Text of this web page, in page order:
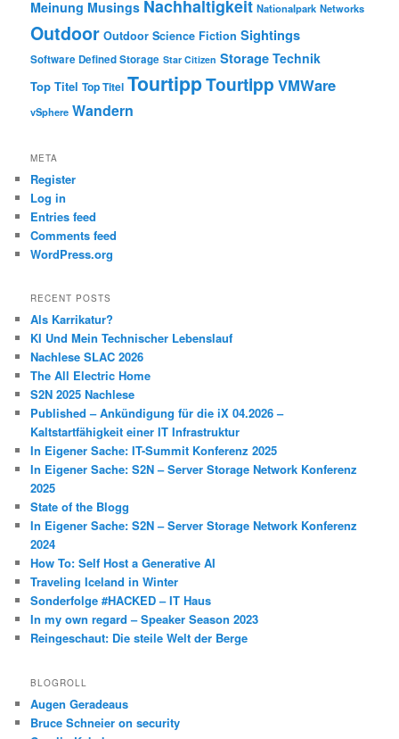
Meinung Musings Nachhaltigkeit Nationalpark Networks
Outdoor Outdoor Science Fiction Sightings
Software Defined Storage Star Citizen Storage Technik
Top Titel Top Titel TourtippTourtipp VMWare
vSphere Wandern
META
Register
Log in
Entries feed
Comments feed
WordPress.org
RECENT POSTS
Als Karrikatur?
KI Und Mein Technischer Lebenslauf
Nachlese SLAC 2026
The All Electric Home
S2N 2025 Nachlese
Published – Ankündigung für die iX 04.2026 –
Kaltstartfähigkeit einer IT Infrastruktur
In Eigener Sache: IT-Summit Konferenz 2025
In Eigener Sache: S2N – Server Storage Network Konferenz
2025
State of the Blogg
In Eigener Sache: S2N – Server Storage Network Konferenz
2024
How To: Self Host a Generative AI
Traveling Iceland in Winter
Sonderfolge #HACKED – IT Haus
In my own regard – Speaker Season 2023
Reingeschaut: Die steile Welt der Berge
BLOGROLL
Augen Geradeaus
Bruce Schneier on security